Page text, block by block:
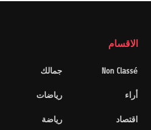
الاقسام
Non Classé
أراء
اقتصاد
جمالك
رياضات
رياضة